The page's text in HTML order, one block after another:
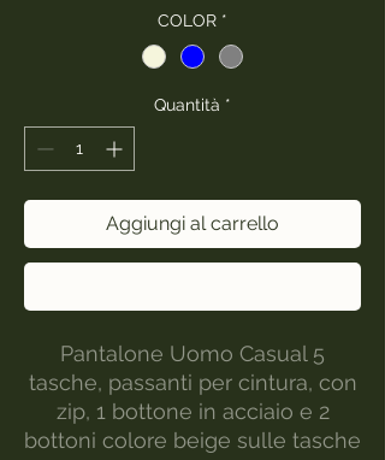
COLOR *
Quantità *
Aggiungi al carrello
Pantalone Uomo Casual 5
tasche, passanti per cintura, con
zip, 1 bottone in acciaio e 2
bottoni colore beige sulle tasche